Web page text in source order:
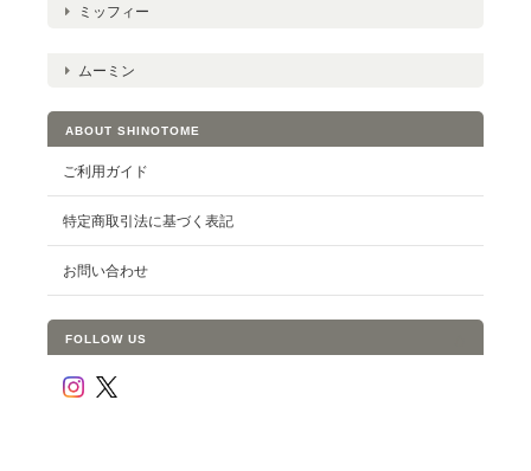
ミッフィー
ムーミン
ABOUT SHINOTOME
ご利用ガイド
特定商取引法に基づく表記
お問い合わせ
FOLLOW US